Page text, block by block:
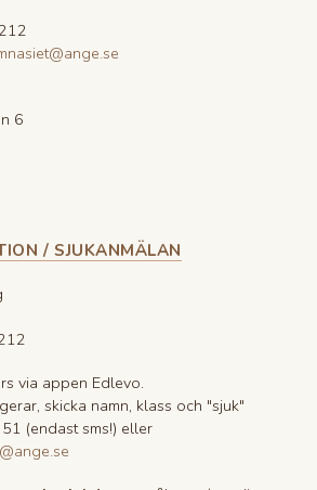
6
/ SJUKANMÄLAN
via appen Edlevo.
skicka namn, klass och "sjuk"
(endast sms!) eller